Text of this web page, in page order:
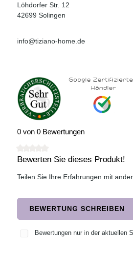
Löhdorfer Str. 12
42699 Solingen
info@tiziano-home.de
0 von 0 Bewertungen
Durchschnittliche Bewertung von 0
Bewerten Sie dieses Produkt!
Teilen Sie Ihre Erfahrungen mit
BEWERTUNG SCHREIBEN
Bewertungen nur in der aktuellen